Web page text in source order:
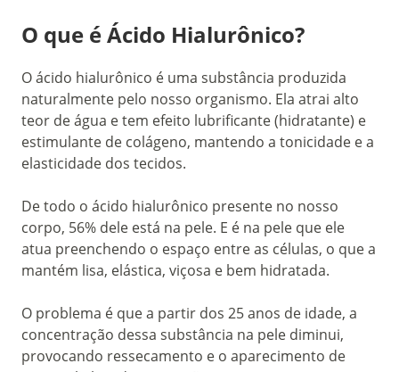
O que é Ácido Hialurônico?
O ácido hialurônico é uma substância produzida
naturalmente pelo nosso organismo. Ela atrai alto
teor de água e tem efeito lubrificante (hidratante) e
estimulante de colágeno, mantendo a tonicidade e a
elasticidade dos tecidos.
De todo o ácido hialurônico presente no nosso
corpo, 56% dele está na pele. E é na pele que ele
atua preenchendo o espaço entre as células, o que a
mantém lisa, elástica, viçosa e bem hidratada.
O problema é que a partir dos 25 anos de idade, a
concentração dessa substância na pele diminui,
provocando ressecamento e o aparecimento de